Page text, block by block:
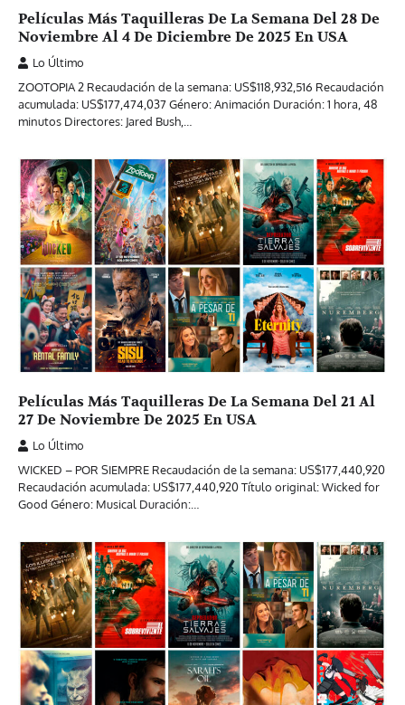
Películas Más Taquilleras De La Semana Del 28 De
Noviembre Al 4 De Diciembre De 2025 En USA
Lo Último
ZOOTOPIA 2 Recaudación de la semana: US$118,932,516 Recaudación
acumulada: US$177,474,037 Género: Animación Duración: 1 hora, 48
minutos Directores: Jared Bush,…
Películas Más Taquilleras De La Semana Del 21 Al
27 De Noviembre De 2025 En USA
Lo Último
WICKED – POR SIEMPRE Recaudación de la semana: US$177,440,920
Recaudación acumulada: US$177,440,920 Título original: Wicked for
Good Género: Musical Duración:…